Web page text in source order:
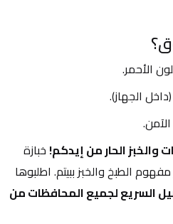
الجهاز).
والخبز الحار من إيدكم!